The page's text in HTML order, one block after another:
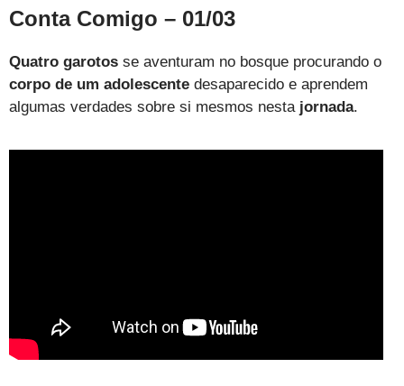
Conta Comigo – 01/03
Quatro garotos se aventuram no bosque procurando o
corpo de um adolescente desaparecido e aprendem
algumas verdades sobre si mesmos nestajornada.